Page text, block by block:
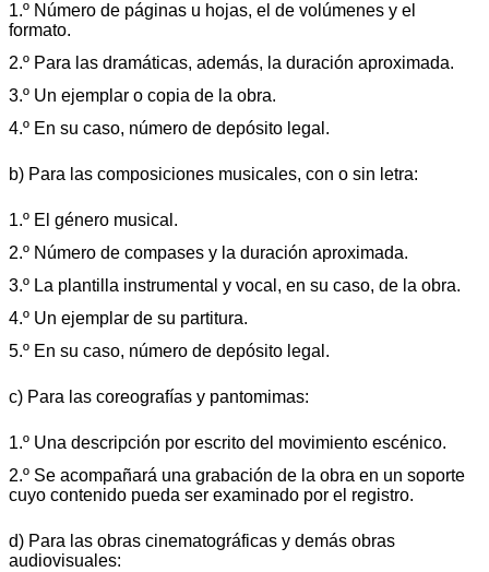
1.º Número de páginas u hojas, el de volúmenes y el
formato.
2.º Para las dramáticas, además, la duración aproximada.
3.º Un ejemplar o copia de la obra.
4.º En su caso, número de depósito legal.
b) Para las composiciones musicales, con o sin letra:
1.º El género musical.
2.º Número de compases y la duración aproximada.
3.º La plantilla instrumental y vocal, en su caso, de la obra.
4.º Un ejemplar de su partitura.
5.º En su caso, número de depósito legal.
c) Para las coreografías y pantomimas:
1.º Una descripción por escrito del movimiento escénico.
2.º Se acompañará una grabación de la obra en un soporte
cuyo contenido pueda ser examinado por el registro.
d) Para las obras cinematográficas y demás obras
audiovisuales: